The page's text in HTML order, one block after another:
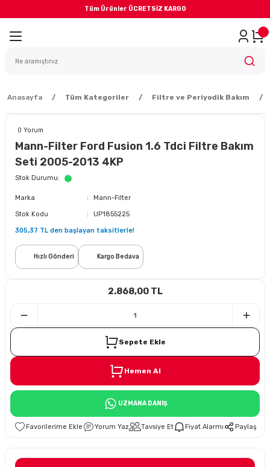
Tüm Ürünler ÜCRETSİZ KARGO
Geri Dön
Sistemi
Anasayfa Tüm Kategoriler Filtre ve Periyodik Bakım
0 Yorum
Mann-Filter Ford Fusion 1.6 Tdci Filtre Bakım
Seti 2005-2013 4KP
Stok Durumu
Marka Mann-Filter
Stok Kodu UP1855225
305,37 TL den başlayan taksitlerle!
Hızlı Gönderi Kargo Bedava
2.868,00 TL
Sepete Ekle
Hemen Al
UZMANA DANIŞ
Yorum Yaz Tavsiye Et Fiyat Alarmı Paylaş